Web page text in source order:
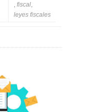
fiscal
leyes fiscales